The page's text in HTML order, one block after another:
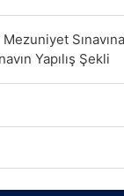
Yapılış Şekli